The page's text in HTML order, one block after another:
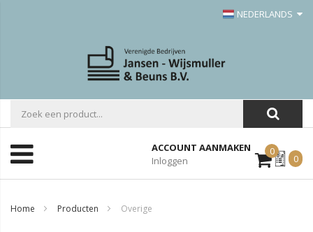
NEDERLANDS
ACCOUNT AANMAKEN
Inloggen
0Mijn
Offerte
0
Home Producten Overige